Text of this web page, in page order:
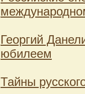
Георгий
юбилеем
Тайны